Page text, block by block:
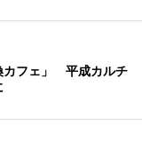
カフェ」 平成カルチ